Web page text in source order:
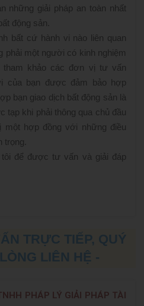
những giải pháp an toàn nhất
động sản.
bất cứ hành vi nào liên quan
phải một người có kinh nghiệm
tham khảo các đơn vị tư vấn
của bạn được đảm bảo hợp
bạn giao dịch bất động sản là
tạp khi phải thông qua chủ đầu
hợp đồng với những điều
trọng.
tôi để được tư vấn và giải đáp
TRỰC TIẾP, QUÝ
LIÊN HỆ -
PHÁP LÝ GIẢI PHÁP TÀI